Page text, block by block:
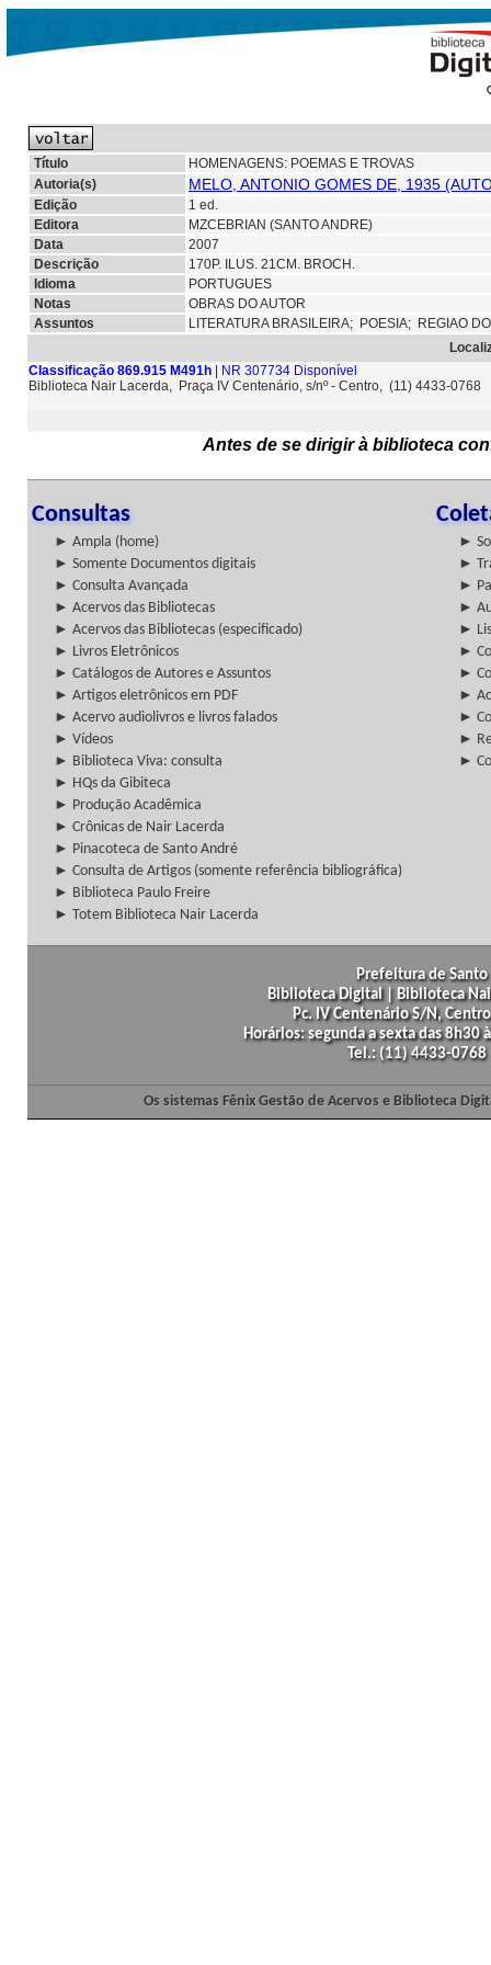
Título
HOMENAGENS: POEMAS E TROVAS
Autoria(s)
MELO, ANTONIO GOMES DE, 1935
Edição
1 ed.
Editora
MZCEBRIAN (SANTO ANDRE)
Data
2007
Descrição
170P. ILUS. 21CM. BROCH.
Idioma
PORTUGUES
Notas
OBRAS DO AUTOR
Assuntos
LITERATURA BRASILEIRA; POESIA; REGIAO
Classificação 869.915 M491h | NR 307734 Disponível
Biblioteca Nair Lacerda, Praça IV Centenário, s/nº - Centro, (11) 4433-0768
Antes de se dirigir à biblioteca
Consultas
► Ampla (home)
►
► Somente Documentos digitais
►
► Consulta Avançada
►
► Acervos das Bibliotecas
►
► Acervos das Bibliotecas (especificado)
►
► Livros Eletrônicos
►
► Catálogos de Autores e Assuntos
►
► Artigos eletrônicos em PDF
►
► Acervo audiolivros e livros falados
►
► Vídeos
►
► Biblioteca Viva: consulta
►
► HQs da Gibiteca
► Produção Acadêmica
► Crônicas de Nair Lacerda
► Pinacoteca de Santo André
► Consulta de Artigos (somente referência bibliográfica)
► Biblioteca Paulo Freire
► Totem Biblioteca Nair Lacerda
Prefeitura de
Biblioteca Digital | Biblioteca
Pc. IV Centenário S/N,
Horários: segunda a sexta das
Tel.: (11) 4433-
Os sistemas Fênix Gestão de Acervos e Biblioteca